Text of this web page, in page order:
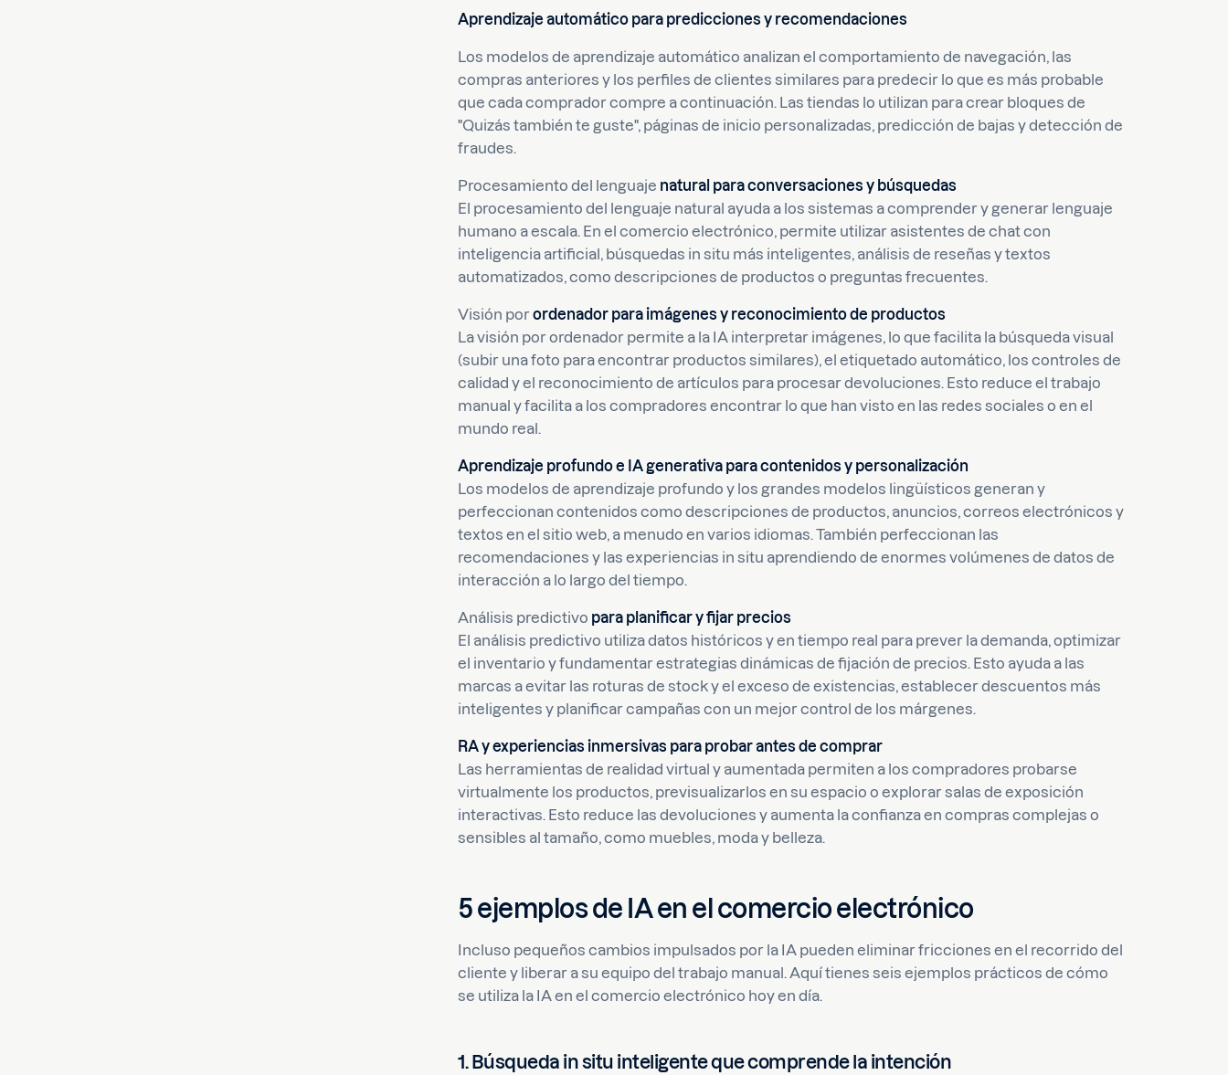
Aprendizaje automático para predicciones y recomendaciones
Los modelos de aprendizaje automático analizan el comportamiento de navegación, las
compras anteriores y los perfiles de clientes similares para predecir lo que es más probable
que cada comprador compre a continuación. Las tiendas lo utilizan para crear bloques de
"Quizás también te guste", páginas de inicio personalizadas, predicción de bajas y detección de
fraudes.
Procesamiento del lenguaje natural para conversaciones y búsquedas
El procesamiento del lenguaje natural ayuda a los sistemas a comprender y generar lenguaje
humano a escala. En el comercio electrónico, permite utilizar asistentes de chat con
inteligencia artificial, búsquedas in situ más inteligentes, análisis de reseñas y textos
automatizados, como descripciones de productos o preguntas frecuentes.
Visión porordenador para imágenes y reconocimiento de productos
La visión por ordenador permite a la IA interpretar imágenes, lo que facilita la búsqueda visual
(subir una foto para encontrar productos similares), el etiquetado automático, los controles de
calidad y el reconocimiento de artículos para procesar devoluciones. Esto reduce el trabajo
manual y facilita a los compradores encontrar lo que han visto en las redes sociales o en el
mundo real.
Aprendizaje profundo e IA generativa para contenidos y personalización
Los modelos de aprendizaje profundo y los grandes modelos lingüísticos generan y
perfeccionan contenidos como descripciones de productos, anuncios, correos electrónicos y
textos en el sitio web, a menudo en varios idiomas. También perfeccionan las
recomendaciones y las experiencias in situ aprendiendo de enormes volúmenes de datos de
interacción a lo largo del tiempo.
Análisis predictivo para planificar y fijar precios
El análisis predictivo utiliza datos históricos y en tiempo real para prever la demanda, optimizar
el inventario y fundamentar estrategias dinámicas de fijación de precios. Esto ayuda a las
marcas a evitar las roturas de stock y el exceso de existencias, establecer descuentos más
inteligentes y planificar campañas con un mejor control de los márgenes.
RA y experiencias inmersivas para probar antes de comprar
Las herramientas de realidad virtual y aumentada permiten a los compradores probarse
virtualmente los productos, previsualizarlos en su espacio o explorar salas de exposición
interactivas. Esto reduce las devoluciones y aumenta la confianza en compras complejas o
sensibles al tamaño, como muebles, moda y belleza.
5 ejemplos de IA en el comercio electrónico
Incluso pequeños cambios impulsados por la IA pueden eliminar fricciones en el recorrido del
cliente y liberar a su equipo del trabajo manual. Aquí tienes seis ejemplos prácticos de cómo
se utiliza la IA en el comercio electrónico hoy en día.
1. Búsqueda in situ inteligente que comprende la intención